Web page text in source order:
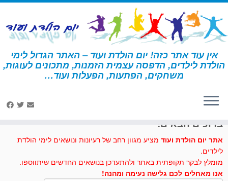
דלג
לתוכן
אין עוד אתר כזה! יום הולדת ועוד – האתר הגדול לימי
הולדת לילדים, הדפסה עצמית הזמנות, מתכונים לעוגות,
משחקים, הפתעות, הפעלות ועוד… דף הבית » לשבור את הקרח » עוגת אולף
ברוכים הבאים!
אתר יום הולדת ועוד מציע מגוון רחב של רעיונות ונושאים לימי הולדת
לילדים.
מומלץ לבקר תקופתית באתר ולהתעדכן בנושאים החדשים שיתווספו.
אנו מאחלים לכם גלישה נעימה ומהנה!